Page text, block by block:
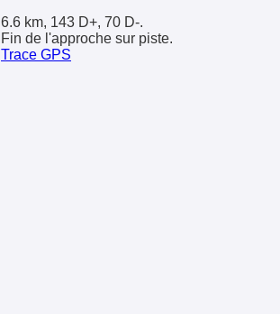
6.6 km, 143 D+, 70 D-.
Fin de l'approche sur piste.
Trace GPS